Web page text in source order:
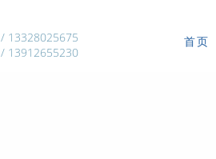
/ 13328025675
/ 13912655230
首页